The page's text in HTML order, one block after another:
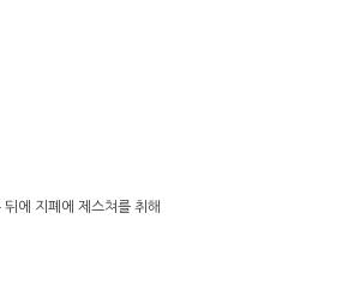
에 지폐에 제스쳐를 취해